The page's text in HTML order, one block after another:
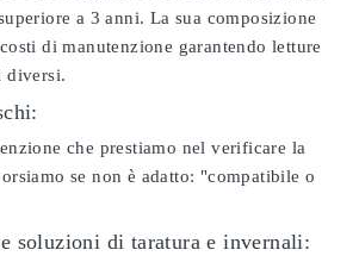
a 3 anni. La sua composizione
di manutenzione garantendo letture
diversi.
che prestiamo nel verificare la
se non è adatto: "compatibile o
soluzioni di taratura e invernali: